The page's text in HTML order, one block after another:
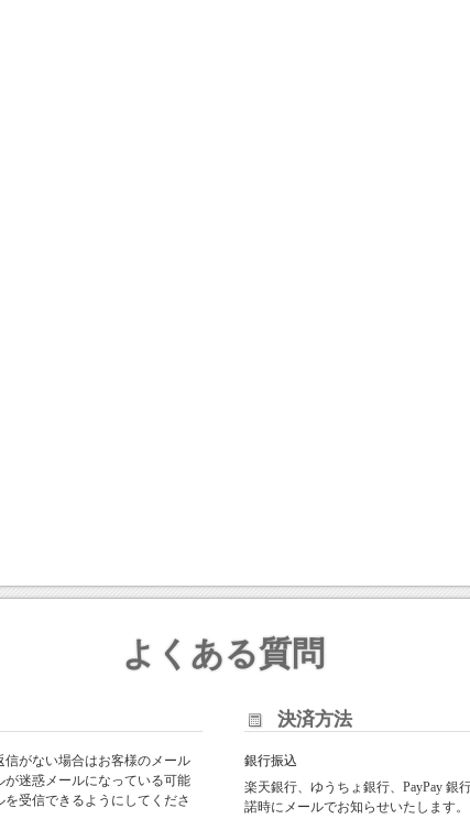
よくある質問
がない場合はお客様のメール
迷惑メールになっている可能
受信できるようにしてくださ
決済方法
銀行振込
楽天銀行、ゆうちょ銀行、PayPay 銀
諾時にメールでお知らせいたします。